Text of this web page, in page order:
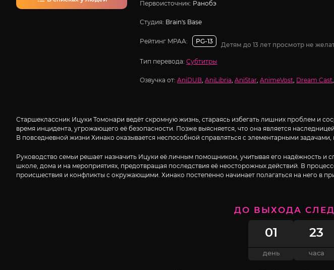
Первоисточник: Ранобэ
Студия: Brain's Base
Рейтинг MPAA: PG-13 Детям до 13 лет просмотр не
Тип перевода: Субтитры
Озвучка от: AniDUB, AniLibria, AniStar, AnimeVost, Dream Cast,
Старшеклассник Ицуки Томонари ведёт скромную жизнь, стараясь избегать лишних проблем и
время инцидента, угрожающего её безопасности. Позже выясняется, что она является
В повседневной жизни Хинако оказывается неспособной справляться с элементарными
Руководство семьи решает назначить Ицуки её личным помощником, учитывая его надёжность и
школе, дома и на мероприятиях, предотвращая последствия её неосторожных действий. В
происшествия и конфликты с окружающими. Хинако постепенно начинает полагаться на него в
ДО ВЫХОДА
01
день
23
часа